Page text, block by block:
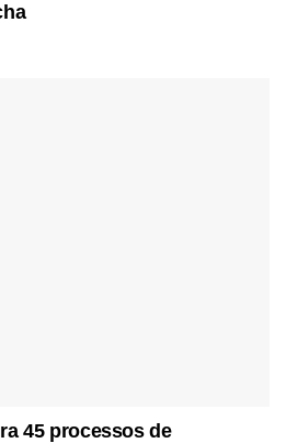
45 processos de